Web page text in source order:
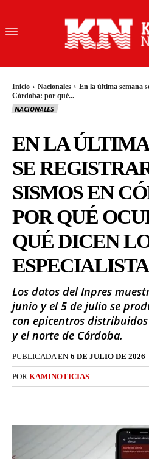
Inicio Nacionales
En la última semana
Córdoba: por qué...
NACIONALES
EN LA
SE
SISMOS EN
POR QUÉ
QUÉ DICEN
Los datos del Inpres
junio y el 5 de julio se
con epicentros
y el norte de Córdoba.
PUBLICADA EN 6 DE JULIO DE 2026
POR KAMINOTICIAS